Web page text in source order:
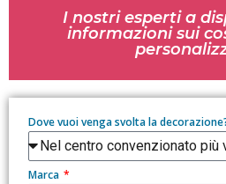
I nostri esperti a
informazioni sui
Dove vuoi venga svolta la
Marca